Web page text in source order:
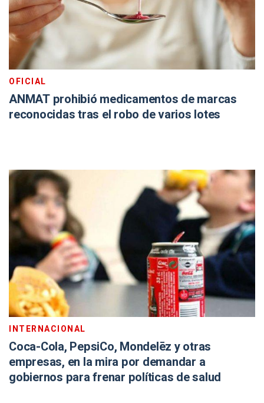
OFICIAL
ANMAT prohibió medicamentos de marcas
reconocidas tras el robo de varios lotes
INTERNACIONAL
Coca-Cola, PepsiCo, Mondelēz y otras
empresas, en la mira por demandar a
gobiernos para frenar políticas de salud